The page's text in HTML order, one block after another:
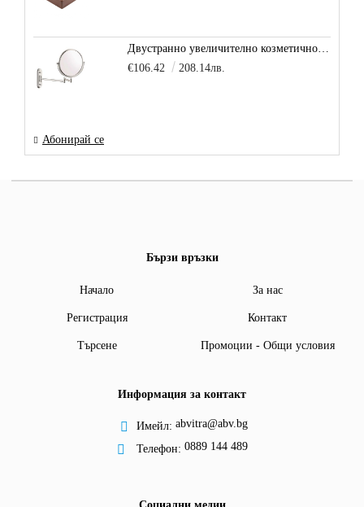
Двустранно увеличително козметично огледало за баня Vitra Arkitekt
€106.42
208.14лв.
Абонирай се
Бързи връзки
Начало За нас
Регистрация Контакт
Търсене Промоции - Общи условия
Информация за контакт
Имейл: abvitra@abv.bg
Телефон: 0889 144 489